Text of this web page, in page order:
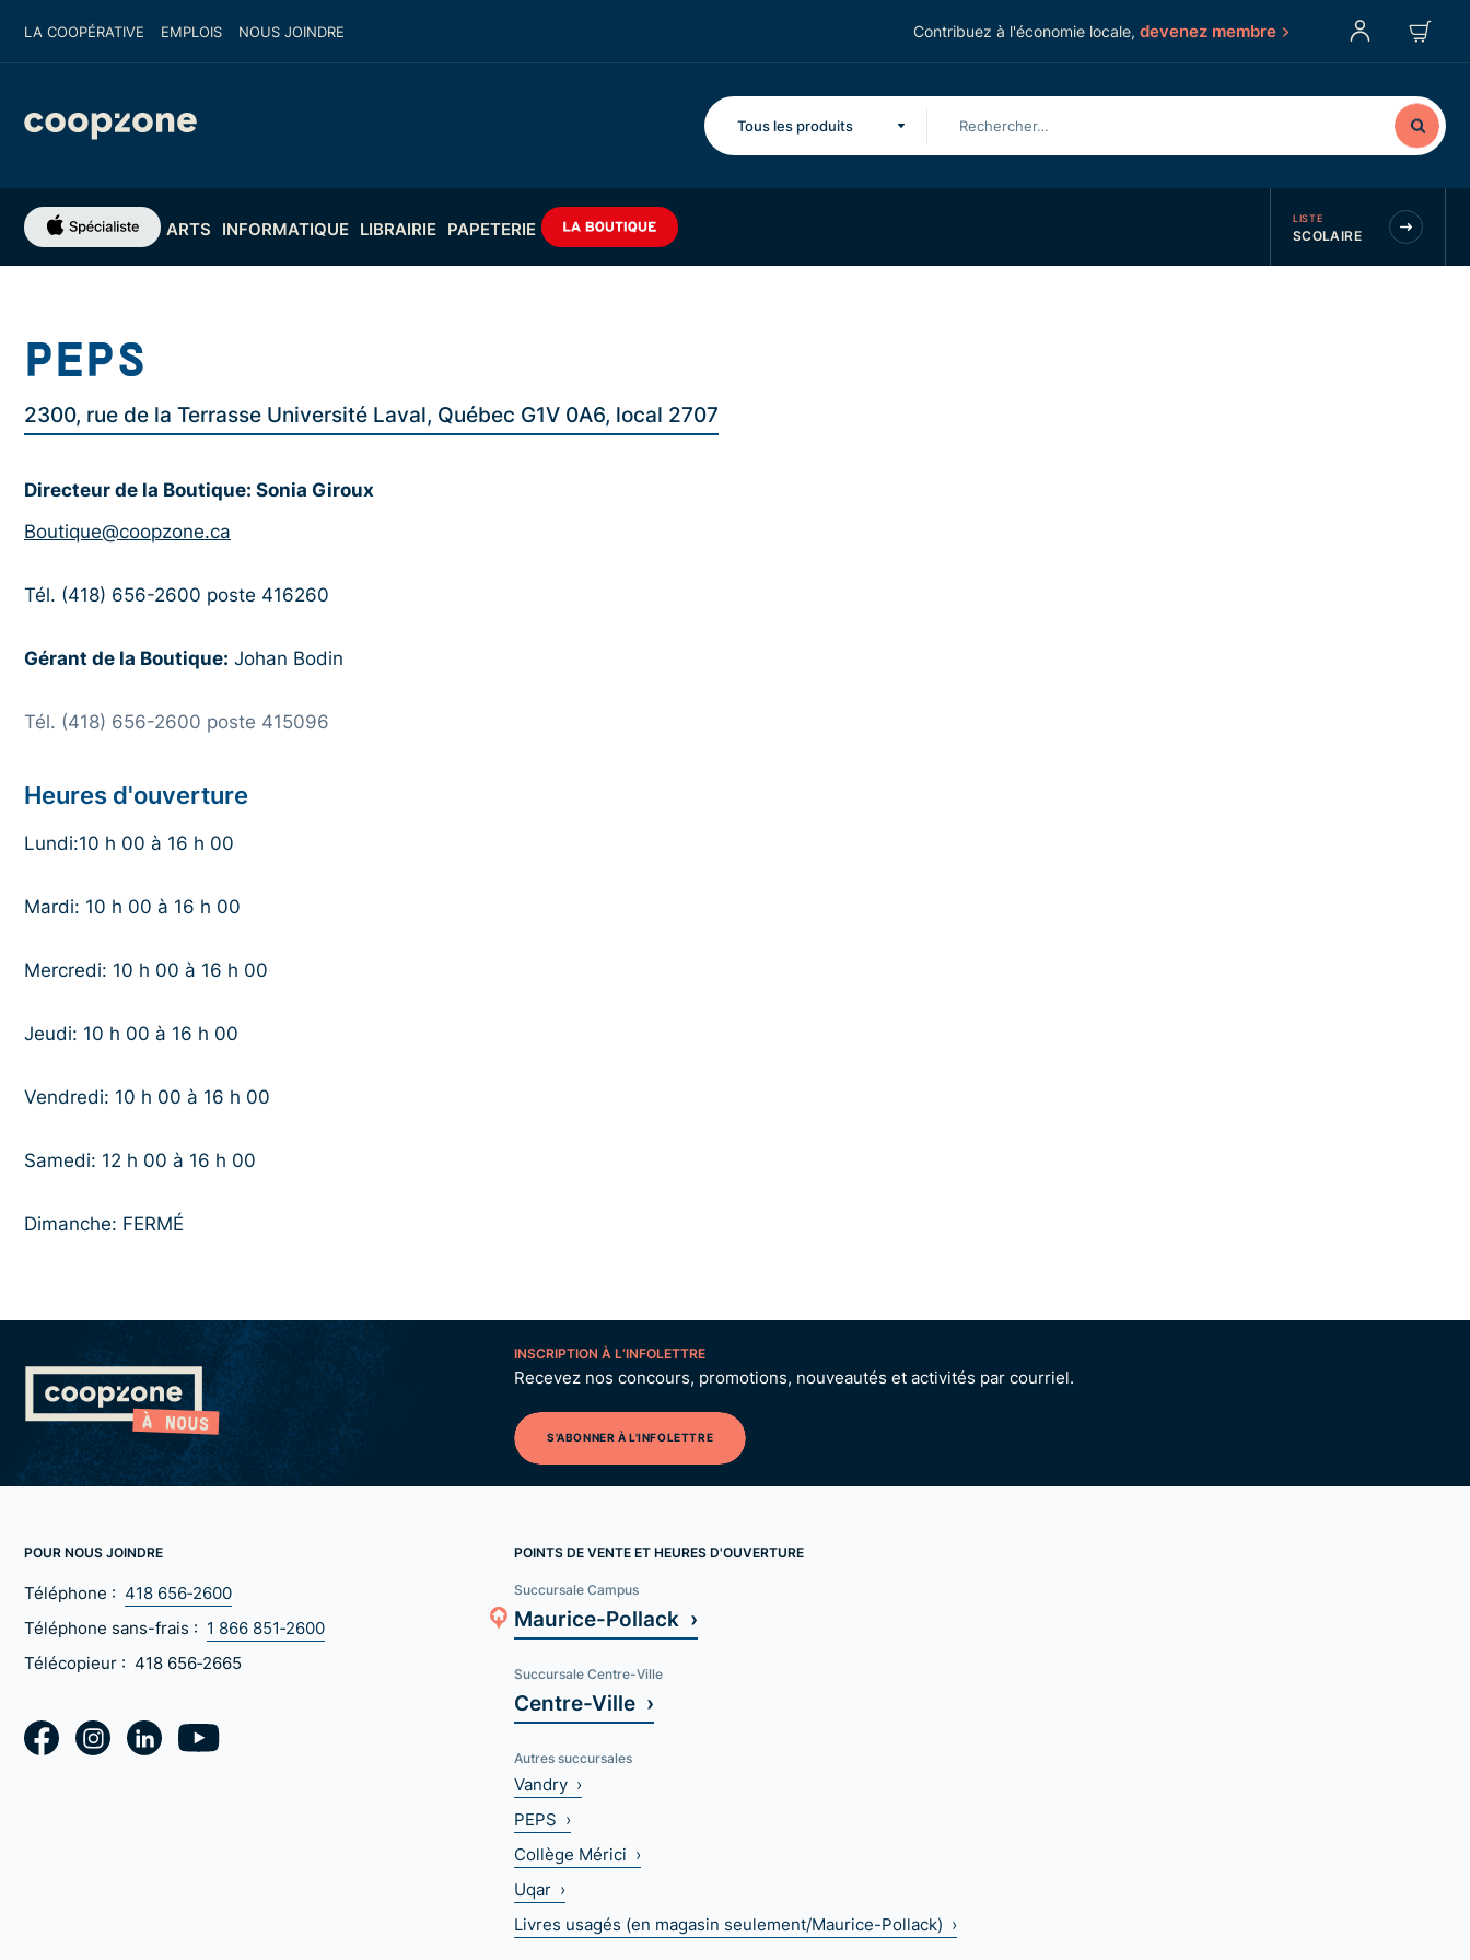
LA COOPÉRATIVE EMPLOIS NOUS JOINDRE Contribuez à l'économie locale, devenez membre
Tous les produits
ARTS INFORMATIQUE LIBRAIRIE PAPETERIE LISTE
SCOLAIRE
PEPS
2300, rue de la Terrasse Université Laval, Québec G1V 0A6, local 2707
Directeur de la Boutique: Sonia Giroux
Boutique@coopzone.ca
Tél. (418) 656-2600 poste 416260
Gérant de la Boutique: Johan Bodin
Tél. (418) 656-2600 poste 415096
Heures d'ouverture
Lundi:10 h 00 à 16 h 00
Mardi: 10 h 00 à 16 h 00
Mercredi: 10 h 00 à 16 h 00
Jeudi: 10 h 00 à 16 h 00
Vendredi: 10 h 00 à 16 h 00
Samedi: 12 h 00 à 16 h 00
Dimanche: FERMÉ
INSCRIPTION À L’INFOLETTRE
Recevez nos concours, promotions, nouveautés et activités par courriel.
S'ABONNER À L'INFOLETTRE
POUR NOUS JOINDRE
Téléphone : 418 656‑2600
Téléphone sans-frais : 1 866 851‑2600
Télécopieur : 418 656‑2665
POINTS DE VENTE ET HEURES D'OUVERTURE
Succursale Campus
Maurice-Pollack ›
Succursale Centre-Ville
Centre-Ville ›
Autres succursales
Vandry ›
PEPS ›
Collège Mérici ›
Uqar ›
Livres usagés (en magasin seulement/Maurice-Pollack) ›